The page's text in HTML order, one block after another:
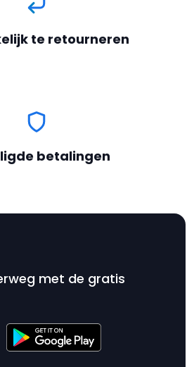
te retourneren
betalingen
met de gratis